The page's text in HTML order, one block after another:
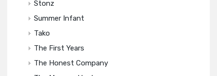
Stonz
Summer Infant
Tako
The First Years
The Honest Company